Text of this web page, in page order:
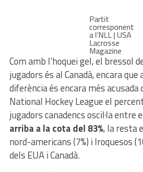
Partit
corresponent
a l’NLL | USA
Lacrosse
Magazine
Com amb l’hoquei gel, el bressol
jugadors és al Canadà, encara que
diferència és encara més acusada
National Hockey League el
jugadors canadencs oscil·la entre
arriba a la cota del 83%, la resta
nord-americans (7%) i Iroquesos
dels EUA i Canadà.